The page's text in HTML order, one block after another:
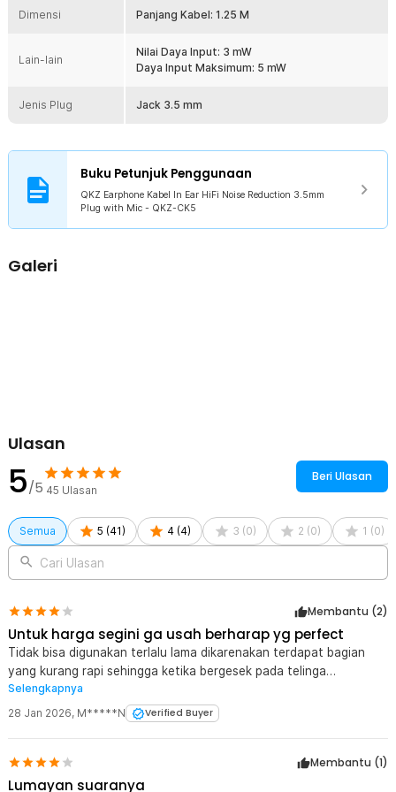
Rincian yang Anda dapatkan untuk pembelian produk ini:
with Mic - QKZ-CK5
1 x Klip
1 x Kotak Penyimpanan
Dimensi Panjang Kabel: 1.25 M
Lain-lain
Nilai Daya Input: 3 mW
Daya Input Maksimum: 5 mW
Jenis Plug Jack 3.5 mm
Buku Petunjuk Penggunaan
QKZ Earphone Kabel In Ear HiFi Noise Reduction 3.5mm
Plug with Mic - QKZ-CK5
Galeri
Ulasan
5/5 45 Ulasan
Beri Ulasan
Semua 5 (41 ) 4 (4) 3 (0) 2 (0) 1 (0)
Cari Ulasan
Membantu (2)
Untuk harga segini ga usah berharap yg perfect
Tidak bisa digunakan terlalu lama dikarenakan terdapat bagian
yang kurang rapi sehingga ketika bergesek pada telinga
membuatnya menjadi sakit
Selengkapnya
28 Jan 2026, M*****N Verified Buyer
Membantu (1)
Lumayan suaranya